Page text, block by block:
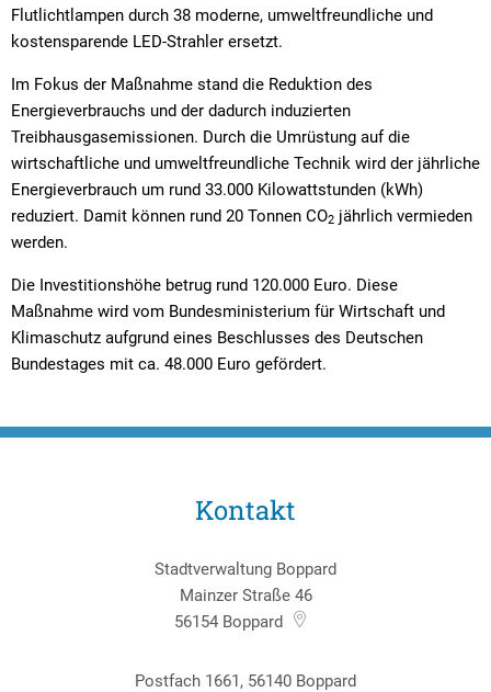
Flutlichtlampen durch 38 moderne, umweltfreundliche und
kostensparende LED-Strahler ersetzt.
Im Fokus der Maßnahme stand die Reduktion des
Energieverbrauchs und der dadurch induzierten
Treibhausgasemissionen. Durch die Umrüstung auf die
wirtschaftliche und umweltfreundliche Technik wird der jährliche
Energieverbrauch um rund 33.000 Kilowattstunden (kWh)
reduziert. Damit können rund 20 Tonnen CO2 jährlich vermieden
werden.
Die Investitionshöhe betrug rund 120.000 Euro. Diese
Maßnahme wird vom Bundesministerium für Wirtschaft und
Klimaschutz aufgrund eines Beschlusses des Deutschen
Bundestages mit ca. 48.000 Euro gefördert.
Kontakt
Stadtverwaltung Boppard
Mainzer Straße 46
56154 Boppard
Postfach 1661, 56140 Boppard